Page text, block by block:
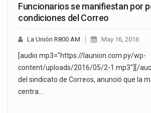
Funcionarios se manifiestan por
condiciones del Correo
La Unión R800 AM May 16, 2016
[audio mp3="https://launion.com.py/wp-
content/uploads/2016/05/2-1.mp3"][/
del sindicato de Correos, anunció que la
centra…